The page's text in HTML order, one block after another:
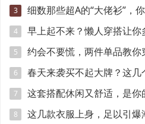
3 细数那些超A的“大佬衫”，
4 早上起不来？懒人穿搭让你
5 约会不要慌，两件单品教你
6 春天来袭买不起大牌？这
7 这套搭配休闲又舒适，是你
8 这几款衣服上身，足以引爆